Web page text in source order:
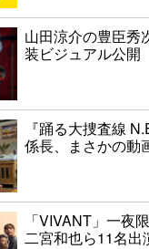
山田涼介の豊臣秀
装ビジュアル公開
『踊る大捜査線
係長、まさかの動
「VIVANT」一夜
二宮和也ら11名出